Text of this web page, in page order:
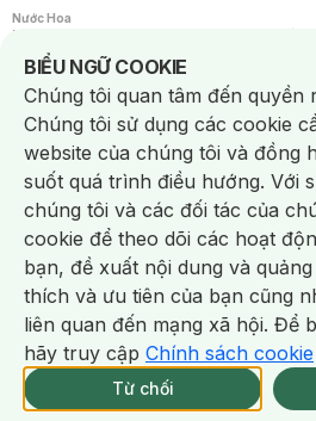
NowFree 2H Giao Nhanh Miễn
218/337 CN CÒN SP
Nước Hoa
Nước Hoa Nữ
Chăm Sóc Cá Nhân
Chống Muỗi /Khẩu Trang /Máy Massage/Mặt Nạ
Sản Phẩm Chăm Sóc Khác /Bàn Chải Đánh Răng /
Hỗ Trợ Trắng Răng/Kem Đánh Răng /Máy Tăm
Tăm / Chỉ Nha Khoa/ Xịt Thơm Miệng / Dung Dịch
Khăn Ướt Vệ Sinh Vùng Kín/Băng Vệ Sinh/
Máy Cạo Râu
Vấn Đề Về Da
Da Dầu / Lỗ Chân Lông To/ Da Khô / Mất Nước/
Da Nhạy Cảm / Kích Ứng
Da Xỉn Màu Thâm /
Quầng Thâm & Bọng Mắt /Sẹo /Viêm Da Cơ Địa
Dụng Cụ / Phụ Kiện Chăm Sóc Da
Bông Tẩy Trang
Khăn Lau Mặt Khô Dụng Cụ /
Dụng Cụ Chăm Sóc Khác
BIỂU NGỮ COOKIE
Notice about cookies usage
Chúng tôi quan tâm đến quyền
Chúng tôi sử dụng các cookie
website của chúng tôi và đồng
suốt quá trình điều hướng. Với
chúng tôi và các đối tác của
cookie để theo dõi các hoạt
bạn, đề xuất nội dung và
thích và ưu tiên của bạn cũng
liên quan đến mạng xã hội. Để
hãy truy cập Chính sách cookie
Từ chối